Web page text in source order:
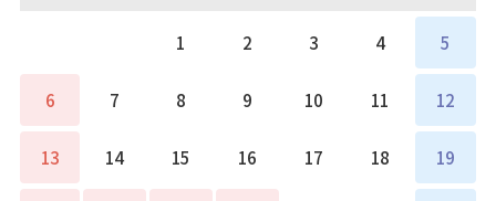
1 2 3 4 5
6 7 8 9 10 11 12
13 14 15 16 17 18 19